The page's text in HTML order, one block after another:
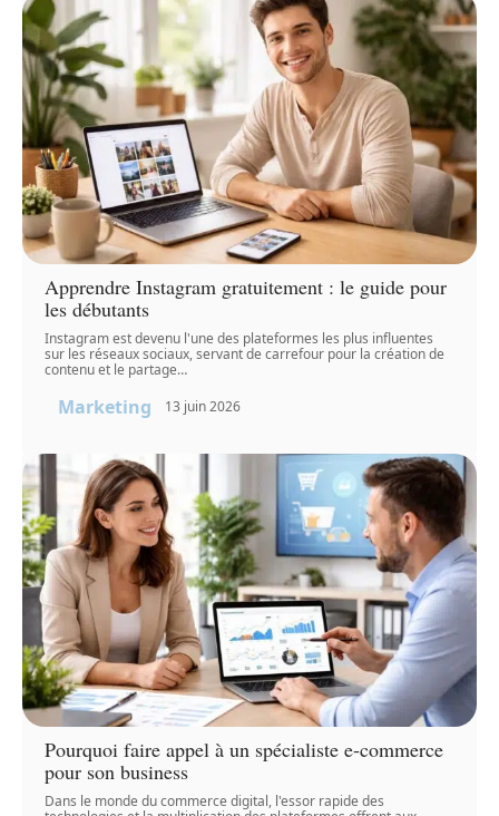
Apprendre Instagram gratuitement : le guide pour
les débutants
Instagram est devenu l'une des plateformes les plus influentes
sur les réseaux sociaux, servant de carrefour pour la création de
contenu et le partage…
Marketing 13 juin 2026
Pourquoi faire appel à un spécialiste e-commerce
pour son business
Dans le monde du commerce digital, l'essor rapide des